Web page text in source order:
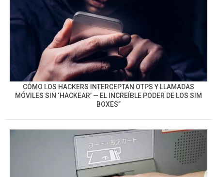
CÓMO LOS HACKERS INTERCEPTAN OTPS Y LLAMADAS
MÓVILES SIN ‘HACKEAR’ — EL INCREÍBLE PODER DE LOS SIM
BOXES”